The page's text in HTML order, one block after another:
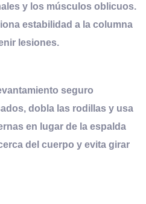
y los músculos oblicuos.
estabilidad a la columna
lesiones.
seguro
dobla las rodillas y usa
en lugar de la espalda
del cuerpo y evita girar